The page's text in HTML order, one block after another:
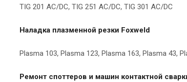
TIG 201 AC/DC, TIG 251 AC/DC, TIG 301 AC/DC
Наладка плазменной резки Foxweld
Plasma 103, Plasma 123, Plasma 163, Plasma 43,
Ремонт споттеров и машин контактной